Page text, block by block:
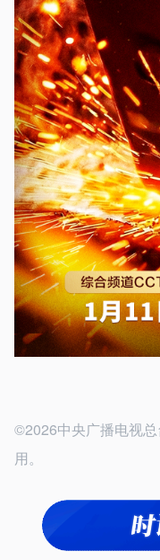
©2026中央广播电视
用。